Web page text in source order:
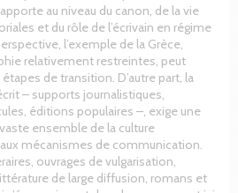
au niveau du canon, de la vie
et du rôle de l’écrivain en régime
l’exemple de la Grèce,
relativement restreintes, peut
de transition. D’autre part, la
– supports journalistiques,
éditions populaires –, exige une
ensemble de la culture
mécanismes de communication.
ouvrages de vulgarisation,
de large diffusion, romans et